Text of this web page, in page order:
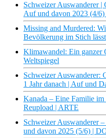
Schweizer Auswanderer |
Auf und davon 2023 (4/
Missing and Murdered:
Bevölkerung im Stich lässt
Klimawandel: Ein ganzer
Weltspiegel
Schweizer Auswanderer:
1 Jahr danach | Auf und
Kanada – Eine Familie
Reupload | ARTE
Schweizer Auswanderer
und davon 2025 (5/6) |